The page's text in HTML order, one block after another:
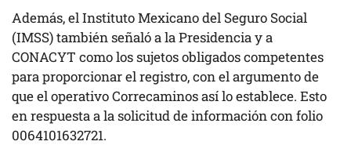
Además, el Instituto Mexicano del Seguro Social
(IMSS) también señaló a la Presidencia y a
CONACYT como los sujetos obligados competentes
para proporcionar el registro, con el argumento de
que el operativo Correcaminos así lo establece. Esto
en respuesta a la solicitud de información con folio
0064101632721.